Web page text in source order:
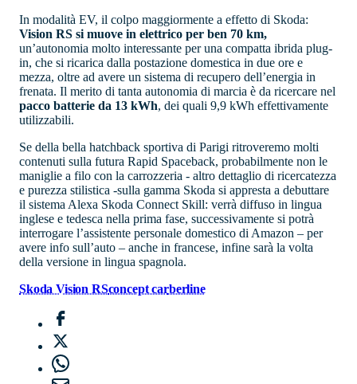
In modalità EV, il colpo maggiormente a effetto di Skoda:
Vision RS si muove in elettrico per ben 70 km,
un’autonomia molto interessante per una compatta ibrida plug-
in, che si ricarica dalla postazione domestica in due ore e
mezza, oltre ad avere un sistema di recupero dell’energia in
frenata. Il merito di tanta autonomia di marcia è da ricercare nel
pacco batterie da 13 kWh, dei quali 9,9 kWh effettivamente
utilizzabili.
Se della bella hatchback sportiva di Parigi ritroveremo molti
contenuti sulla futura Rapid Spaceback, probabilmente non le
maniglie a filo con la carrozzeria - altro dettaglio di ricercatezza
e purezza stilistica -sulla gamma Skoda si appresta a debuttare
il sistema Alexa Skoda Connect Skill: verrà diffuso in lingua
inglese e tedesca nella prima fase, successivamente si potrà
interrogare l’assistente personale domestico di Amazon – per
avere info sull’auto – anche in francese, infine sarà la volta
della versione in lingua spagnola.
Skoda Vision RSconcept carberline